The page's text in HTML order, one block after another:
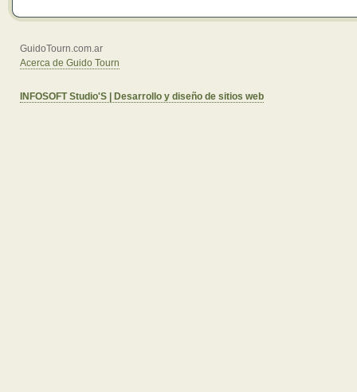
GuidoTourn.com.ar
Acerca de Guido Tourn
INFOSOFT Studio'S | Desarrollo y diseño de sitios web